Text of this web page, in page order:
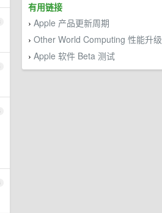
有用链接
› Apple 产品更新周期
› Other World Computing 性能升级
› Apple 软件 Beta 测试